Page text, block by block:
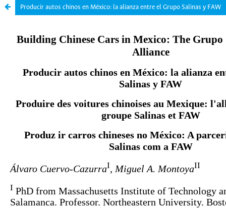
Producir autos chinos en México: la alianza entre el Grupo Salinas y FAW